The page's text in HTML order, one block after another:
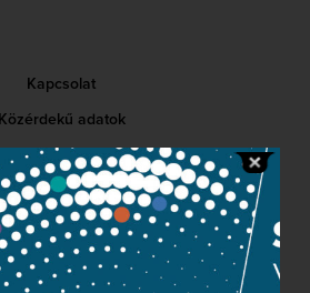
Kapcsolat
Közérdekű adatok
Sajtószoba
Adatvédelem
Impresszum